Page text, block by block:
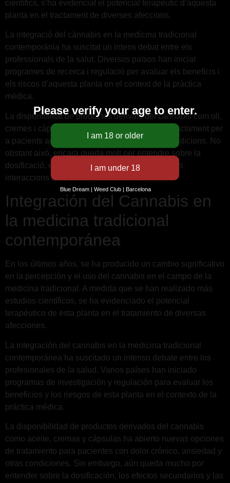
científics, s’ha evidenciat el potencial terapèutic d’aquesta
planta en el tractament de diverses afeccions.
La integració del cànnabis en la medicina tradicional
contemporània ha suscitat un intens debat entre els
professionals de la salut. Diversos països han iniciat
programes de recerca i regulació per avaluar els beneficis i
els riscos d’aquesta planta en el context de la pràctica
mèdica.
La disponibilitat de productes derivats del cànnabis com oli,
cremes i càpsules ha obert noves opcions de tractament per
a pacients amb dolor crònic, ansietat i altres condicions. No
obstant això, encara queda molt per entendre sobre la
dosificació, els efectes secundaris i les possibles
interaccions amb altres medicaments.
Integración del Cannabis en
la medicina tradicional
contemporánea
En los últimos años, se ha producido un cambio significativo
en la percepción y el uso del cannabis en el campo de la
medicina tradicional. A medida que se han realizado más
estudios científicos, se ha evidenciado el potencial
terapéutico de esta planta en el tratamiento de diversas
afecciones.
La integración del cannabis en la medicina tradicional
contemporánea ha suscitado un intenso debate entre los
profesionales de la salud. Varios países han iniciado
programas de investigación y regulación para evaluar los
beneficios y los riesgos de esta planta en el contexto de la
práctica médica.
La disponibilidad de productos derivados del cannabis
como aceite, cremas y cápsulas ha abierto nuevas opciones
de tratamiento para pacientes con dolor crónico, ansiedad y
otras condiciones. Sin embargo, aún queda mucho por
entender sobre la dosificación, los efectos secundarios y las
Please verify your age to enter.
Blue Dream | Weed Club | Barcelona